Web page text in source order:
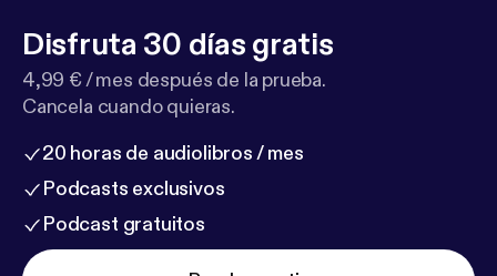
Disfruta 30 días gratis
4,99 € / mes después de la prueba.
Cancela cuando quieras.
20 horas de audiolibros / mes
Podcasts exclusivos
Podcast gratuitos